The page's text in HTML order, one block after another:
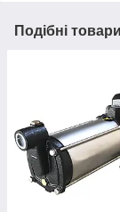
Подібні